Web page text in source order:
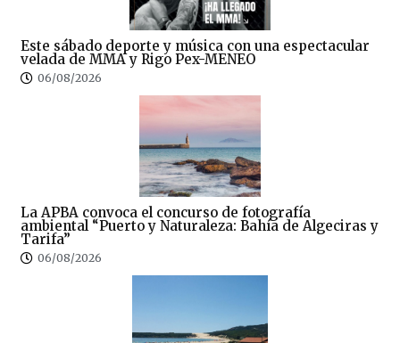
Este sábado deporte y música con una espectacular
velada de MMA y Rigo Pex-MENEO
06/08/2026
La APBA convoca el concurso de fotografía
ambiental “Puerto y Naturaleza: Bahía de Algeciras y
Tarifa”
06/08/2026